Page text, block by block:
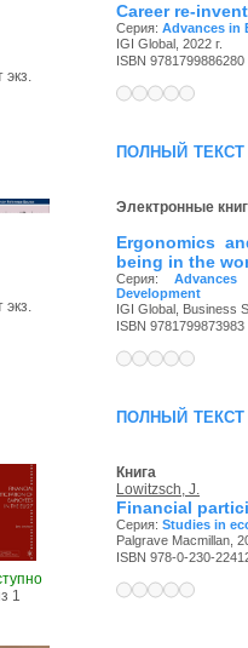
экз.
Career re-
Серия: Advances in
IGI Global, 2022 г.
ISBN 9781799886280
полный текст
экз.
Электронные
Ergonomics
being in the
Серия:
Development
IGI Global, Business
ISBN 9781799873983
полный текст
1
Книга
Lowitzsch, J.
Financial
Серия: Studies in
Palgrave Macmillan,
ISBN 978-0-230-